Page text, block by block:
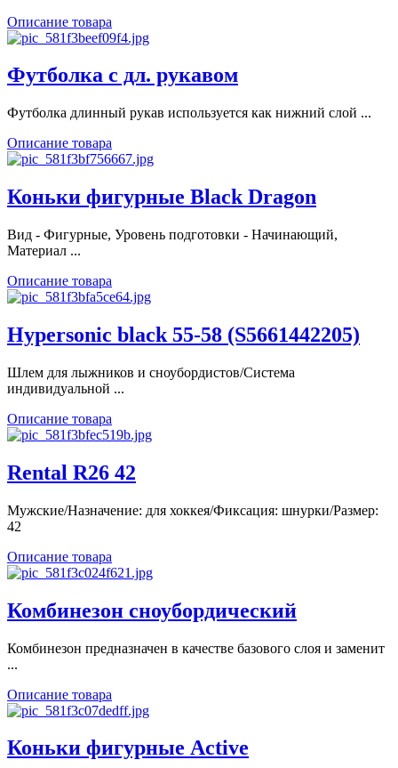
Описание товара
Футболка с дл. рукавом
Футболка длинный рукав используется как нижний слой ...
Описание товара
Коньки фигурные Black Dragon
Вид - Фигурные, Уровень подготовки - Начинающий,
Материал ...
Описание товара
Hypersonic black 55-58 (S5661442205)
Шлем для лыжников и сноубордистов/Система
индивидуальной ...
Описание товара
Rental R26 42
Мужские/Назначение: для хоккея/Фиксация: шнурки/Размер:
42
Описание товара
Комбинезон сноубордический
Комбинезон предназначен в качестве базового слоя и заменит
...
Описание товара
Коньки фигурные Active